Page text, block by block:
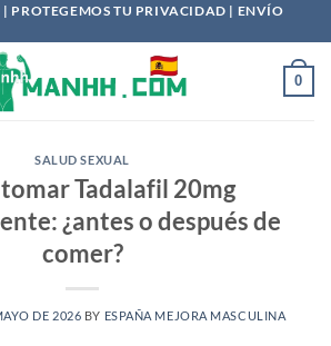
| PROTEGEMOS TU PRIVACIDAD | ENVÍO
0
SALUD SEXUAL
Tadalafil 20mg
¿antes o después de
comer?
DE 2026 BY ESPAÑA MEJORA MASCULINA